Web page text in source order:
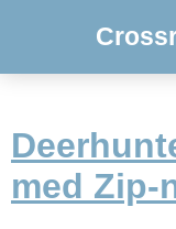
med Zip-